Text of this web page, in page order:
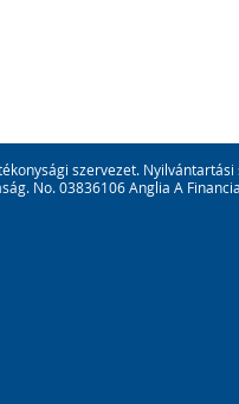
szervezet.
No. 03836106 Anglia A